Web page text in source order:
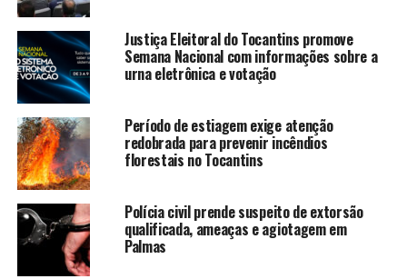
Justiça Eleitoral do Tocantins promove
Semana Nacional com informações sobre a
urna eletrônica e votação
Período de estiagem exige atenção
redobrada para prevenir incêndios
florestais no Tocantins
Polícia civil prende suspeito de extorsão
qualificada, ameaças e agiotagem em
Palmas